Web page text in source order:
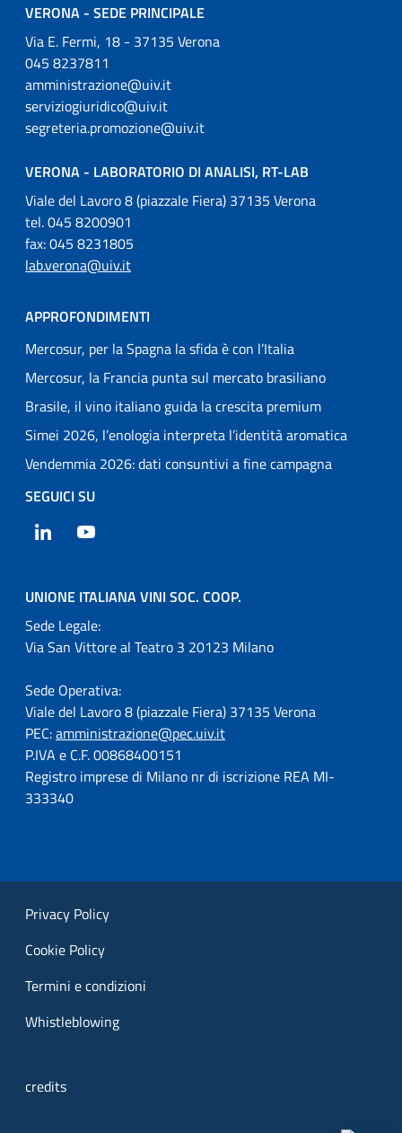
VERONA - SEDE PRINCIPALE
Via E. Fermi, 18 - 37135 Verona
045 8237811
amministrazione@uiv.it
serviziogiuridico@uiv.it
segreteria.promozione@uiv.it
VERONA - LABORATORIO DI ANALISI, RT-LAB
Viale del Lavoro 8 (piazzale Fiera) 37135 Verona
tel. 045 8200901
fax: 045 8231805
lab.verona@uiv.it
APPROFONDIMENTI
Mercosur, per la Spagna la sfida è con l’Italia
Mercosur, la Francia punta sul mercato brasiliano
Brasile, il vino italiano guida la crescita premium
Simei 2026, l’enologia interpreta l’identità aromatica
Vendemmia 2026: dati consuntivi a fine campagna
SEGUICI SU
LinkedIn
UNIONE ITALIANA VINI SOC. COOP.
Sede Legale:
Via San Vittore al Teatro 3 20123 Milano
Sede Operativa:
Viale del Lavoro 8 (piazzale Fiera) 37135 Verona
PEC:amministrazione@pec.uiv.it
P.IVA e C.F. 00868400151
Registro imprese di Milano nr di iscrizione REA MI-
333340
Privacy Policy
Cookie Policy
Termini e condizioni
Whistleblowing
credits